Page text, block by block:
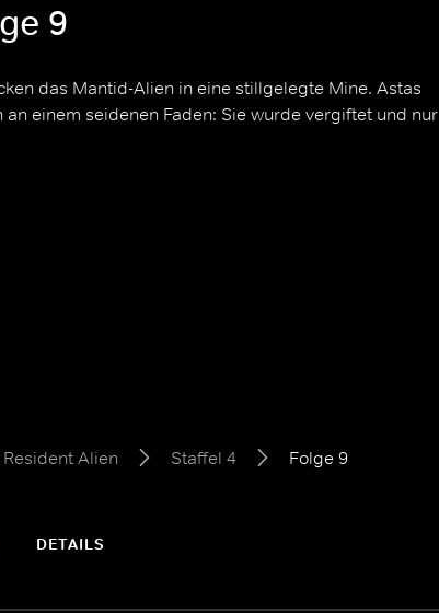
9
das Mantid-Alien in eine stillgelegte Mine. Astas
einem seidenen Faden: Sie wurde vergiftet und nur
Resident Alien Staffel 4 Folge 9
DETAILS